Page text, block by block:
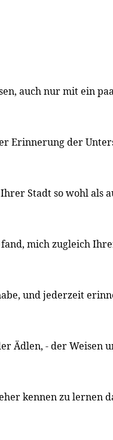
auch nur mit ein
Erinnerung der
Stadt so wohl als
mich zugleich
und jederzeit
Ädlen, - der Weisen
kennen zu lernen